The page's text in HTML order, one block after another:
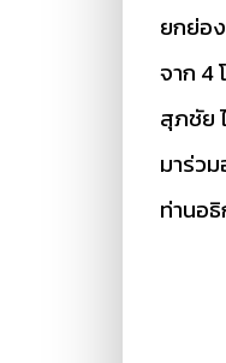
ยกย่อ
จาก 4
สุภชัย
มาร่ว
ท่านอ